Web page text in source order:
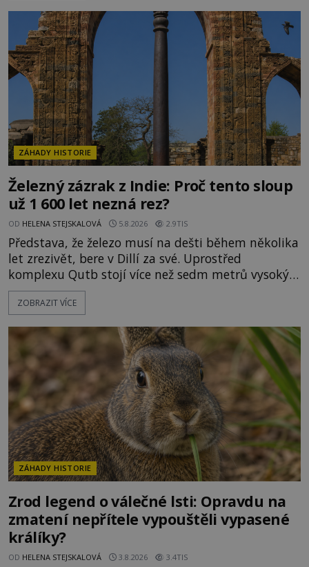
o skutečné historické události. Ve středověké
Evropě mají relikvie mimořádnou hodnotu. Nejsou
jen předmětem úcty
ZÁHADY HISTORIE
Železný zázrak z Indie: Proč tento sloup
už 1 600 let nezná rez?
OD HELENA STEJSKALOVÁ 5.8.2026 2.9TIS
Představa, že železo musí na dešti během několika
let zrezivět, bere v Dillí za své. Uprostřed
komplexu Qutb stojí více než sedm metrů vysoký
železný sloup, který už přibližně 1 600 let odolává
počasí s jen nepatrnými stopami koroze. Jeho
ztracených technologiích či tajemných
materiálech. Moderní metalurgie však ukazuje, že
skutečné vysvětlení je ješt
ZOBRAZIT VÍCE
ZÁHADY HISTORIE
Zrod legend o válečné lsti: Opravdu na
zmatení nepřítele vypouštěli vypasené
králíky?
OD HELENA STEJSKALOVÁ 3.8.2026 3.4TIS